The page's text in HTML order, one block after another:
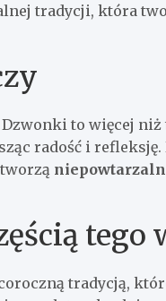
tradycji, która
to więcej
radość i
tego
tradycją,